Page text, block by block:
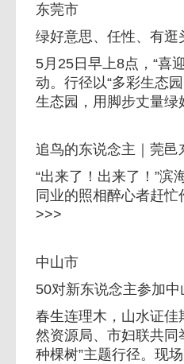
东莞市
绿好意思、任性、有
5月25日早上8点，“喜
动。行径以“多彩生态
生态园，用脚步丈量
追鸟的东说念主｜莞邑
“出来了！出来了！”
同业的照相醉心者赶
>>>
中山市
50对新东说念主参加中
春生连理木，山水证
然资源局、市妇联共同
种棵树”主题行径。现